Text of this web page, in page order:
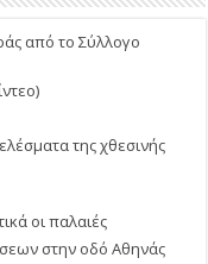
από το Σύλλογο
της χθεσινής
οι παλαιές
στην οδό Αθηνάς